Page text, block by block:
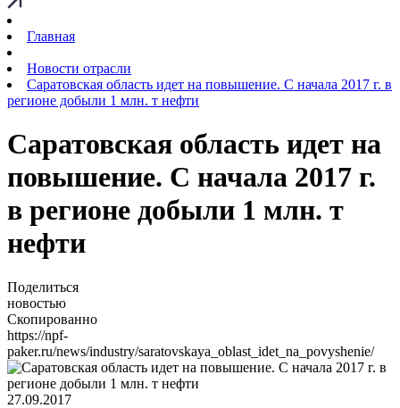
Главная
Новости отрасли
Саратовская область идет на повышение. С начала 2017 г. в
регионе добыли 1 млн. т нефти
Саратовская область идет на
повышение. С начала 2017 г.
в регионе добыли 1 млн. т
нефти
Поделиться
новостью
Скопированно
https://npf-
paker.ru/news/industry/saratovskaya_oblast_idet_na_povyshenie/
27.09.2017